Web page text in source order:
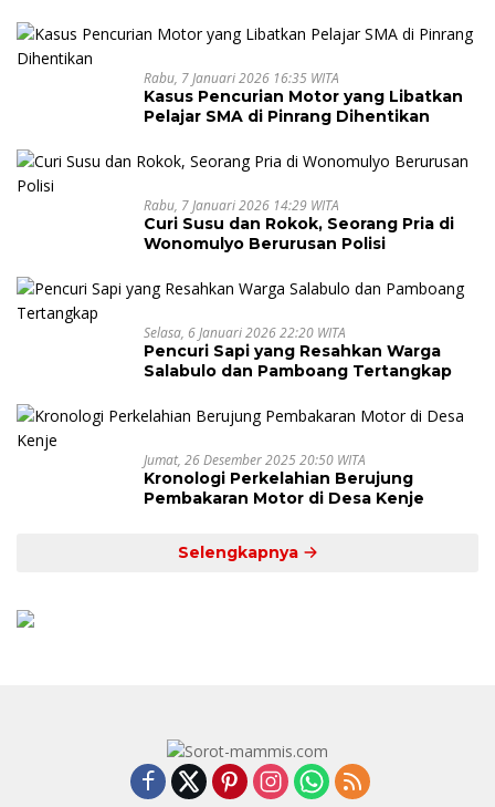
Rabu, 7 Januari 2026 16:35 WITA
Kasus Pencurian Motor yang Libatkan
Pelajar SMA di Pinrang Dihentikan
Rabu, 7 Januari 2026 14:29 WITA
Curi Susu dan Rokok, Seorang Pria di
Wonomulyo Berurusan Polisi
Selasa, 6 Januari 2026 22:20 WITA
Pencuri Sapi yang Resahkan Warga
Salabulo dan Pamboang Tertangkap
Jumat, 26 Desember 2025 20:50 WITA
Kronologi Perkelahian Berujung
Pembakaran Motor di Desa Kenje
Selengkapnya